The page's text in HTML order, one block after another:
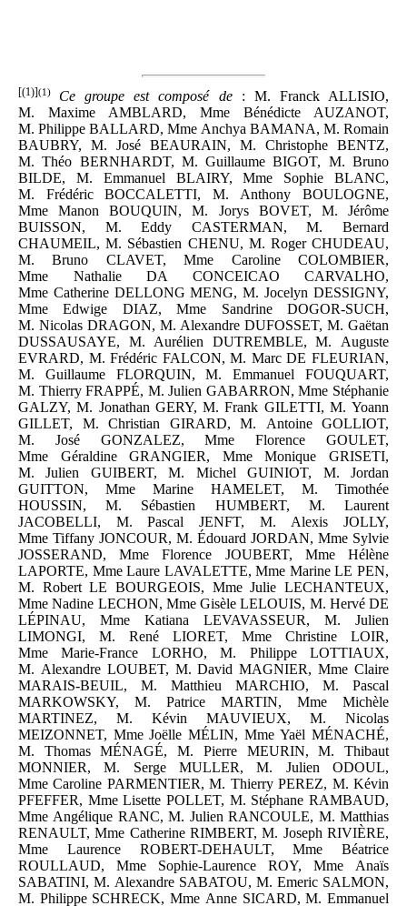
[(1)](1) Ce groupe est composé de: M. Franck ALLISIO,
M. Maxime AMBLARD, Mme Bénédicte AUZANOT,
M. Philippe BALLARD, Mme Anchya BAMANA, M. Romain
BAUBRY, M. José BEAURAIN, M. Christophe BENTZ,
M. Théo BERNHARDT, M. Guillaume BIGOT, M. Bruno
BILDE, M. Emmanuel BLAIRY, Mme Sophie BLANC,
M. Frédéric BOCCALETTI, M. Anthony BOULOGNE,
Mme Manon BOUQUIN, M. Jorys BOVET, M. Jérôme
BUISSON, M. Eddy CASTERMAN, M. Bernard
CHAUMEIL, M. Sébastien CHENU, M. Roger CHUDEAU,
M. Bruno CLAVET, Mme Caroline COLOMBIER,
Mme Nathalie DA CONCEICAO CARVALHO,
Mme Catherine DELLONG MENG, M. Jocelyn DESSIGNY,
Mme Edwige DIAZ, Mme Sandrine DOGOR-SUCH,
M. Nicolas DRAGON, M. Alexandre DUFOSSET, M. Gaëtan
DUSSAUSAYE, M. Aurélien DUTREMBLE, M. Auguste
EVRARD, M. Frédéric FALCON, M. Marc DE FLEURIAN,
M. Guillaume FLORQUIN, M. Emmanuel FOUQUART,
M. Thierry FRAPPÉ, M. Julien GABARRON, Mme Stéphanie
GALZY, M. Jonathan GERY, M. Frank GILETTI, M. Yoann
GILLET, M. Christian GIRARD, M. Antoine GOLLIOT,
M. José GONZALEZ, Mme Florence GOULET,
Mme Géraldine GRANGIER, Mme Monique GRISETI,
M. Julien GUIBERT, M. Michel GUINIOT, M. Jordan
GUITTON, Mme Marine HAMELET, M. Timothée
HOUSSIN, M. Sébastien HUMBERT, M. Laurent
JACOBELLI, M. Pascal JENFT, M. Alexis JOLLY,
Mme Tiffany JONCOUR, M. Édouard JORDAN, Mme Sylvie
JOSSERAND, Mme Florence JOUBERT, Mme Hélène
LAPORTE, Mme Laure LAVALETTE, Mme Marine LE PEN,
M. Robert LE BOURGEOIS, Mme Julie LECHANTEUX,
Mme Nadine LECHON, Mme Gisèle LELOUIS, M. Hervé DE
LÉPINAU, Mme Katiana LEVAVASSEUR, M. Julien
LIMONGI, M. René LIORET, Mme Christine LOIR,
Mme Marie-France LORHO, M. Philippe LOTTIAUX,
M. Alexandre LOUBET, M. David MAGNIER, Mme Claire
MARAIS-BEUIL, M. Matthieu MARCHIO, M. Pascal
MARKOWSKY, M. Patrice MARTIN, Mme Michèle
MARTINEZ, M. Kévin MAUVIEUX, M. Nicolas
MEIZONNET, Mme Joëlle MÉLIN, Mme Yaël MÉNACHÉ,
M. Thomas MÉNAGÉ, M. Pierre MEURIN, M. Thibaut
MONNIER, M. Serge MULLER, M. Julien ODOUL,
Mme Caroline PARMENTIER, M. Thierry PEREZ, M. Kévin
PFEFFER, Mme Lisette POLLET, M. Stéphane RAMBAUD,
Mme Angélique RANC, M. Julien RANCOULE, M. Matthias
RENAULT, Mme Catherine RIMBERT, M. Joseph RIVIÈRE,
Mme Laurence ROBERT-DEHAULT, Mme Béatrice
ROULLAUD, Mme Sophie-Laurence ROY, Mme Anaïs
SABATINI, M. Alexandre SABATOU, M. Emeric SALMON,
M. Philippe SCHRECK, Mme Anne SICARD, M. Emmanuel